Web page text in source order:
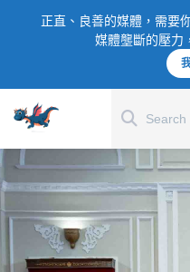
正直、良善的媒體，需要
媒體壟斷的壓力